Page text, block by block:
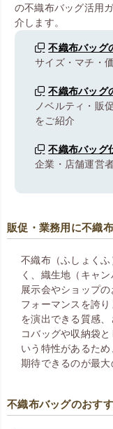
の不織布バッグ活用
介します。
不織布バッグ
サイズ・マチ・
不織布バッグ
ノベルティ・販
をご紹介
不織布バッグ
企業・店舗運営
販促・業務用に不織
不織布（ふしょく
く、織生地（キャ
展示会やショップ
フォーマンスを誇
を演出できる質感
コバッグや収納袋
いう特性があるた
期待できるのが最大
不織布バッグのおす